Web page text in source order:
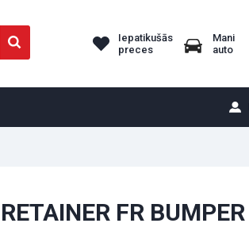
Iepatikušās
preces
Mani
auto
RETAINER FR BUMPER